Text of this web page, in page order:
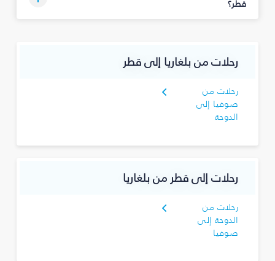
قطر؟
رحلات من بلغاريا إلى قطر
رحلات من
صوفيا إلى
الدوحة
رحلات إلى قطر من بلغاريا
رحلات من
الدوحة إلى
صوفيا